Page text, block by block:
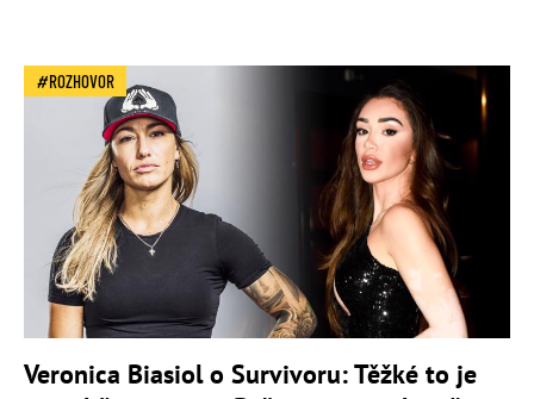
ROZHOVOR
Veronica Biasiol o Survivoru: Těžké to je